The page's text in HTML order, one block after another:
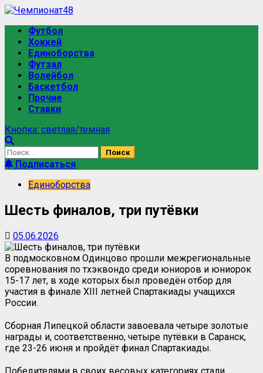
Футбол
Хоккей
Единоборства
Футзал
Волейбол
Баскетбол
Прочие
Ставки
Кнопка: светлая/темная
Подписаться
Единоборства
Шесть финалов, три путёвки
05.06.2026
В подмосковном Одинцово прошли межрегиональные
соревнования по тхэквондо среди юниоров и юниорок
15-17 лет, в ходе которых был проведён отбор для
участия в финале XIII летней Спартакиады учащихся
России.
Сборная Липецкой области завоевала четыре золотые
награды и, соответственно, четыре путёвки в Саранск,
где 23-26 июня и пройдёт финал Спартакиады.